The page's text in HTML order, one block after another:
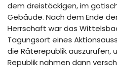
dem dreistöckigen, im
Gebäude. Nach dem Ende
Herrschaft war das
Tagungsort eines
die Räterepublik auszurufen,
Republik nahmen dann